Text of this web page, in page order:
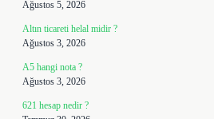
Ağustos 5, 2026
Altın ticareti helal midir ?
Ağustos 3, 2026
A5 hangi nota ?
Ağustos 3, 2026
621 hesap nedir ?